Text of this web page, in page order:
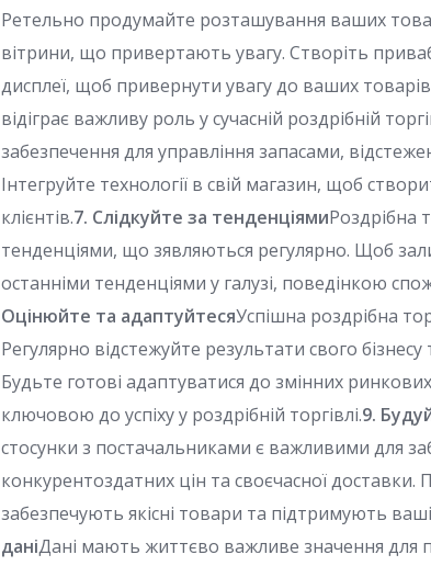
Ретельно продумайте розташування ваших
вітрини, що привертають увагу. Створіть
дисплеї, щоб привернути увагу до ваших
відіграє важливу роль у сучасній роздрібній
забезпечення для управління запасами,
Інтегруйте технології в свій магазин, щоб
клієнтів.7. Слідкуйте за тенденціямиРоздрібна
тенденціями, що зявляються регулярно. Щоб
останніми тенденціями у галузі, поведінкою
Оцінюйте та адаптуйтесяУспішна роздрібна
Регулярно відстежуйте результати свого
Будьте готові адаптуватися до змінних ринкових
ключовою до успіху у роздрібній торгівлі.9.
стосунки з постачальниками є важливими для
конкурентоздатних цін та своєчасної
забезпечують якісні товари та підтримують
даніДані мають життєво важливе значення для